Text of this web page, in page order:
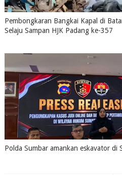
Pembongkaran Bangkai Kapal di
Selaju Sampan HJK Padang ke-357
Polda Sumbar amankan eskavator di